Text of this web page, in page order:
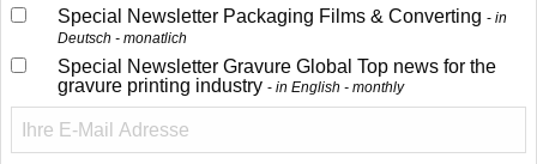
Special Newsletter Packaging Films & Converting
in
Deutsch - monatlich
Special Newsletter Gravure Global Top news for the
gravure printing industry
in English - monthly